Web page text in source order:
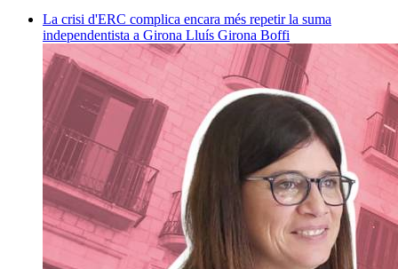
La crisi d'ERC complica encara més repetir la suma
independentista a Girona Lluís Girona Boffi